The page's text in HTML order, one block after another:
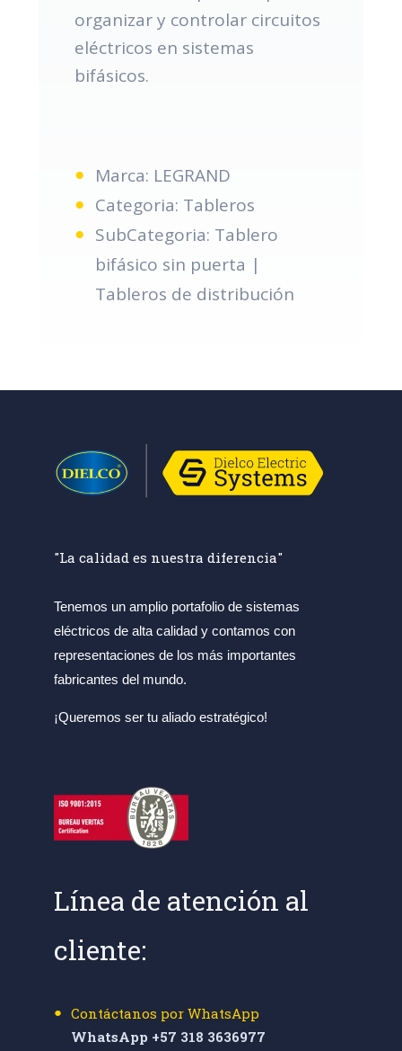
organizar y controlar circuitos
eléctricos en sistemas
bifásicos.
Marca: LEGRAND
Categoria: Tableros
SubCategoria: Tablero
bifásico sin puerta |
Tableros de distribución
"La calidad es nuestra diferencia"
Tenemos un amplio portafolio de sistemas
eléctricos de alta calidad y contamos con
representaciones de los más importantes
fabricantes del mundo.
¡Queremos ser tu aliado estratégico!
Línea de atención al
cliente:
Contáctanos por WhatsApp
WhatsApp +57 318 3636977